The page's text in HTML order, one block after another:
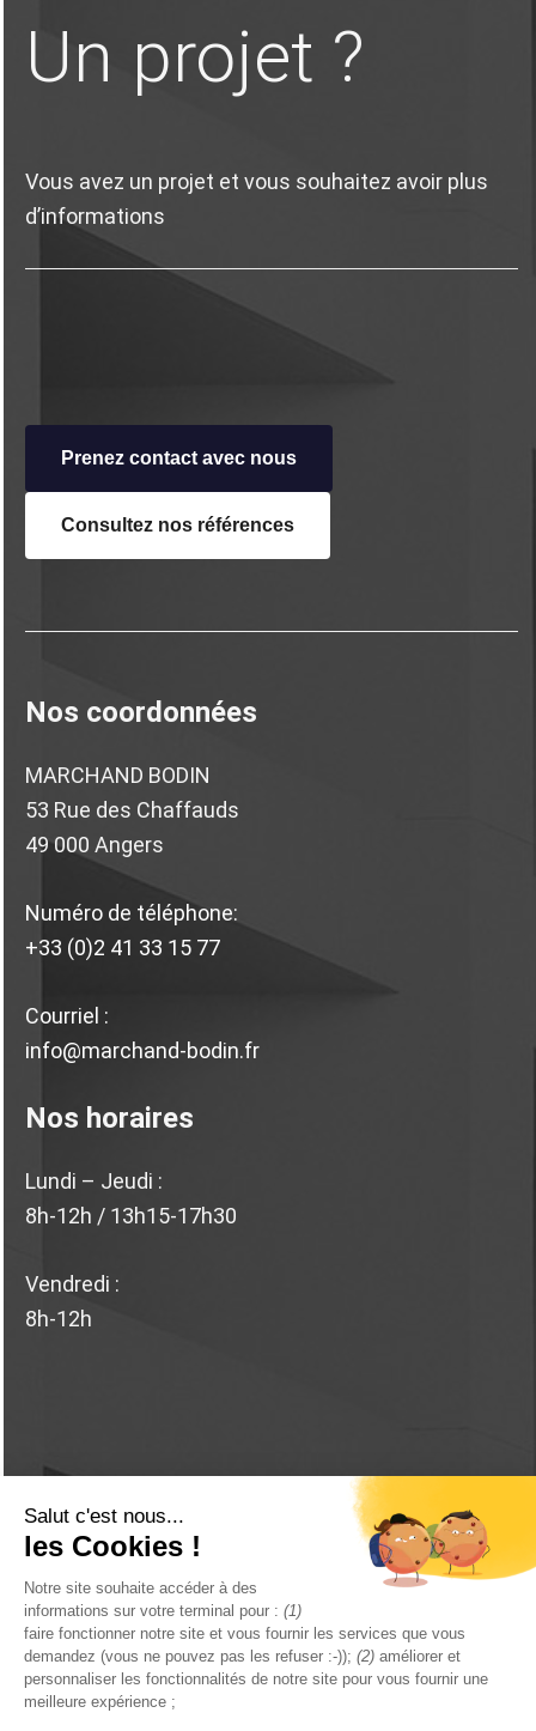
Un projet ?
Vous avez un projet et vous souhaitez avoir plus
d’informations
Prenez contact avec nous
Consultez nosréférences
Nos coordonnées
MARCHAND BODIN
53 Rue des Chaffauds
49 000 Angers
Numéro de téléphone:
+33 (0)2 41 33 15 77
Courriel :
info@marchand-bodin.fr
Nos horaires
Lundi – Jeudi :
8h-12h / 13h15-17h30
Vendredi :
8h-12h
© 2026 Marchand Bodin . Mentions légales.Politique de
confidentialité